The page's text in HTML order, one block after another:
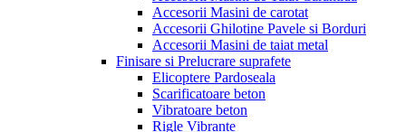
Accesorii Masini de carotat
Accesorii Ghilotine Pavele si Borduri
Accesorii Masini de taiat metal
Finisare si Prelucrare suprafete
Elicoptere Pardoseala
Scarificatoare beton
Vibratoare beton
Rigle Vibrante